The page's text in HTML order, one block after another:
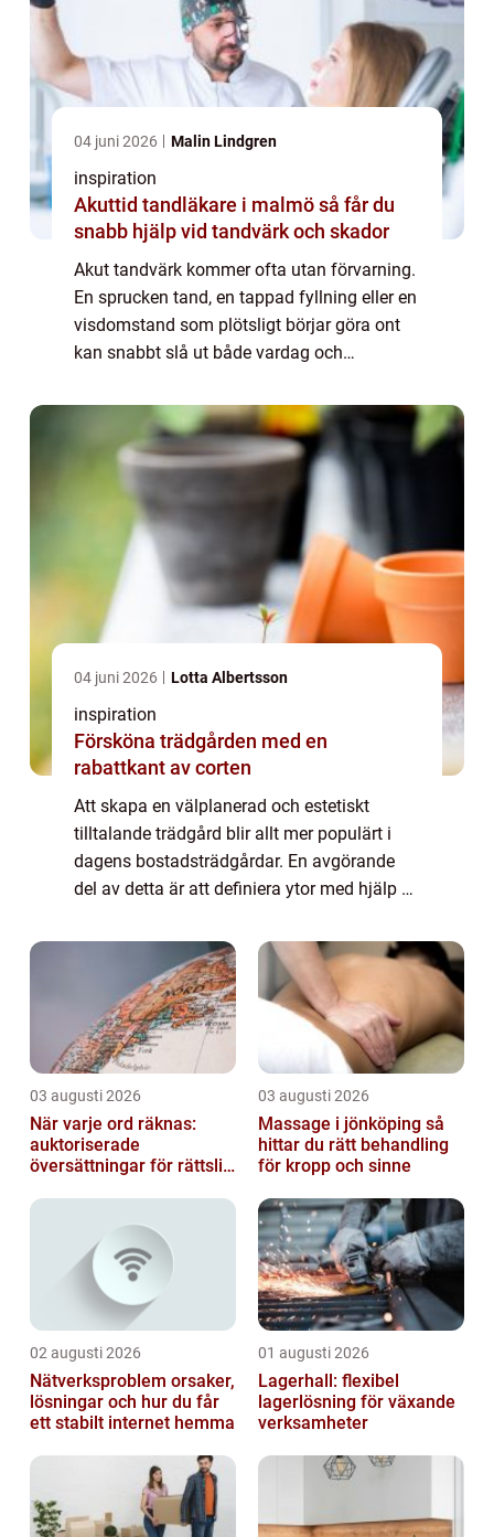
04 juni 2026 Malin Lindgren
inspiration
Akuttid tandläkare i malmö så får du
snabb hjälp vid tandvärk och skador
Akut tandvärk kommer ofta utan förvarning.
En sprucken tand, en tappad fyllning eller en
visdomstand som plötsligt börjar göra ont
kan snabbt slå ut både vardag och
kan få akuttid tandläkare malmö, vad som
04 juni 2026 Lotta Albertsson
inspiration
Försköna trädgården med en
rabattkant av corten
Att skapa en välplanerad och estetiskt
tilltalande trädgård blir allt mer populärt i
dagens bostadsträdgårdar. En avgörande
del av detta är att definiera ytor med hjälp av
03 augusti 2026
När varje ord räknas:
auktoriserade
översättningar för rättslig
03 augusti 2026
Massage i jönköping så
hittar du rätt behandling
för kropp och sinne
02 augusti 2026
Nätverksproblem orsaker,
lösningar och hur du får
ett stabilt internet hemma
01 augusti 2026
Lagerhall: flexibel
lagerlösning för växande
verksamheter